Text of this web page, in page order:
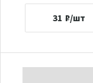
31 ₽/шт